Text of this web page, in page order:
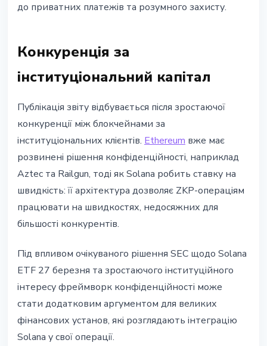
до приватних платежів та розумного захисту.
Конкуренція за
інституціональний капітал
Публікація звіту відбувається після зростаючої
конкуренції між блокчейнами за
інституціональних клієнтів. Ethereum вже має
розвинені рішення конфіденційності, наприклад
Aztec та Railgun, тоді як Solana робить ставку на
швидкість: її архітектура дозволяє ZKP-операціям
працювати на швидкостях, недосяжних для
більшості конкурентів.
Під впливом очікуваного рішення SEC щодо Solana
ETF 27 березня та зростаючого інституційного
інтересу фреймворк конфіденційності може
стати додатковим аргументом для великих
фінансових установ, які розглядають інтеграцію
Solana у свої операції.